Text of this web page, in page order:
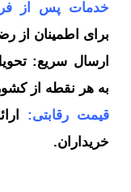
پس از
اطمینان از
سریع: تحویل
هر نقطه از کشور.
رقابتی:ارائه